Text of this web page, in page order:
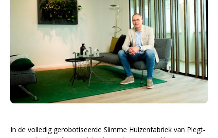
In de volledig gerobotiseerde Slimme Huizenfabriek van Plegt-